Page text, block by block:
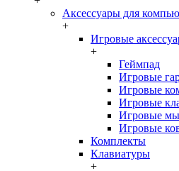
Аксессуары для
+
Игровые
+
Геймпад
Игровые
Игровые
Игровые
Игровые
Игровые
Комплекты
Клавиатуры
+